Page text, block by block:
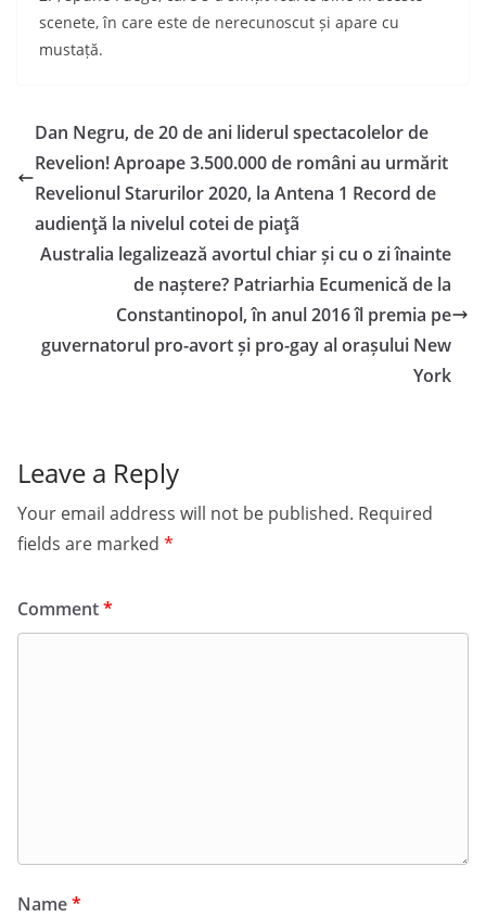
scenete, în care este de nerecunoscut și apare cu
mustață.
Dan Negru, de 20 de ani liderul spectacolelor de
Revelion! Aproape 3.500.000 de români au urmărit
Revelionul Starurilor 2020, la Antena 1 Record de
audienţă la nivelul cotei de piaţã
Australia legalizează avortul chiar și cu o zi înainte
de naștere? Patriarhia Ecumenică de la
Constantinopol, în anul 2016 îl premia pe
guvernatorul pro-avort și pro-gay al orașului New
York
Leave a Reply
Your email address will not be published. Required
fields are marked *
Comment*
Name*